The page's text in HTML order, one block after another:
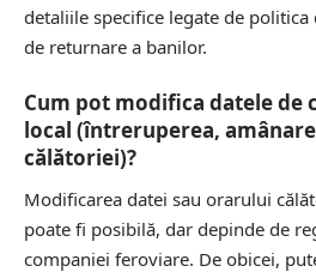
detaliile specifice legate de
de returnare a banilor.
Cum pot modifica datele de
local (întreruperea,
călătoriei)?
Modificarea datei sau orarului
poate fi posibilă, dar depinde de
companiei feroviare. De obicei,